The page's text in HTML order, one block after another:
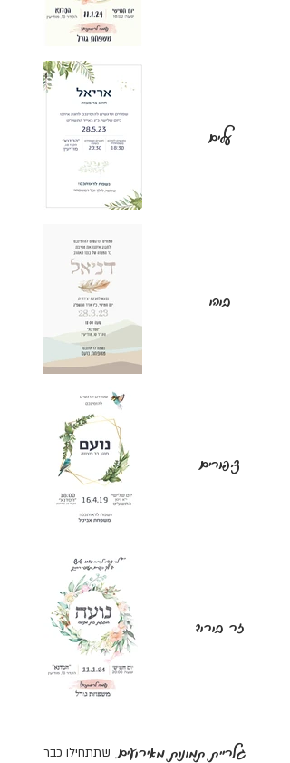
עלים
בוהו
ציפורים
זר בורוד
גלריית תמונות מאירועים. שתתחילו כבר